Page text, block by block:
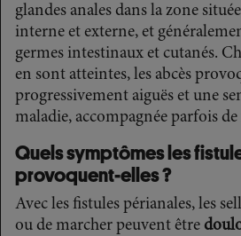
glandes anales dans la zone
interne et externe, et
germes intestinaux et cutanés.
en sont atteintes, les abcès
progressivement aiguës et une
maladie, accompagnée parfois de
Quels symptômes les
provoquent-elles ?
Avec les fistules périanales, les
ou de marcher peuvent être